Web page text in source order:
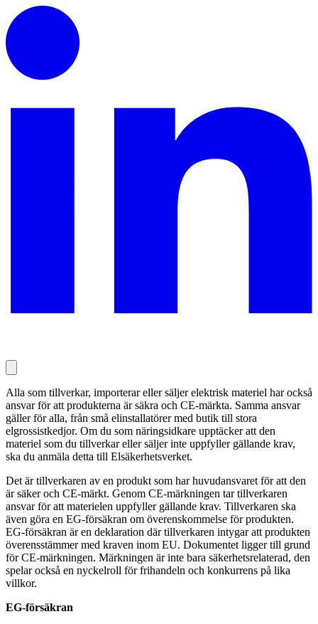
Alla som tillverkar, importerar eller säljer elektrisk materiel har också
ansvar för att produkterna är säkra och CE-märkta. Samma ansvar
gäller för alla, från små elinstallatörer med butik till stora
elgrossistkedjor. Om du som näringsidkare upptäcker att den
materiel som du tillverkar eller säljer inte uppfyller gällande krav,
ska du anmäla detta till Elsäkerhetsverket.
Det är tillverkaren av en produkt som har huvudansvaret för att den
är säker och CE-märkt. Genom CE-märkningen tar tillverkaren
ansvar för att materielen uppfyller gällande krav. Tillverkaren ska
även göra en EG-försäkran om överenskommelse för produkten.
EG-försäkran är en deklaration där tillverkaren intygar att produkten
överensstämmer med kraven inom EU. Dokumentet ligger till grund
för CE-märkningen. Märkningen är inte bara säkerhetsrelaterad, den
spelar också en nyckelroll för frihandeln och konkurrens på lika
villkor.
EG-försäkran